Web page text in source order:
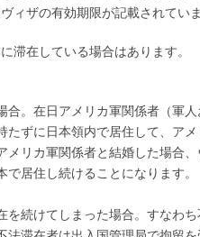
ィザの有効期限が記載されていま
滞在している場合はあります。
合。在日アメリカ軍関係者（軍
たずに日本領内で居住して、ア
メリカ軍関係者と結婚した場合
居住し続けることになります。
を続けてしまった場合。すなわ